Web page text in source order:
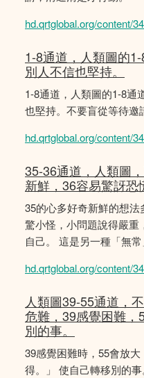
hd.qrtglobal.org/content/
1-8通道，人類圖的
別人不信也堅持。
1-8通道，人類圖的1-8通
也堅持。不要盲從等待邀
hd.qrtglobal.org/content/
35-36通道，人類圖
新鮮，36容易驚訝恐
35的心多好奇新鮮的想
驚小怪，小問題說得嚴
自己。 這是另一種「無常
hd.qrtglobal.org/content/
人類圖39-55通道，
危難，39感覺困難，
別的事。
39感覺困難時，55會放
得。」 使自己轉移別的